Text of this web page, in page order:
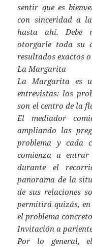
sentir que es
con sinceridad a
hasta ahí. Debe
otorgarle toda su
resultados exactos
La Margarita
La Margarita es
entrevistas: los
son el centro de la
El mediador
ampliando las
problema y cada
comienza a
durante el
panorama de la
de sus relaciones
permitirá quizás,
el problema
Invitación a
Por lo general,